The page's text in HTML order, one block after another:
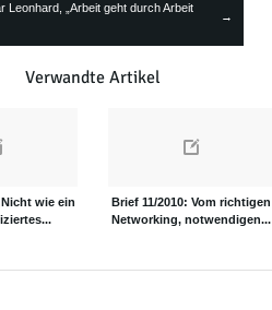
Leonhard, „Arbeit geht durch Arbeit
→
Verwandte Artikel
wie ein
Brief 11/2010: Vom richtigen
Networking, notwendigen...